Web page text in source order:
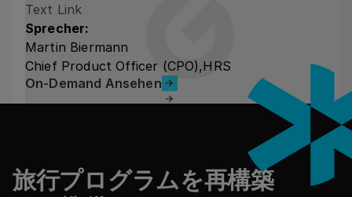
Text Link
Sprecher:
Martin Biermann
Chief Product Officer (CPO),HRS
On-Demand Ansehen
On-Demand Ansehen
旅行プログラムを再構築